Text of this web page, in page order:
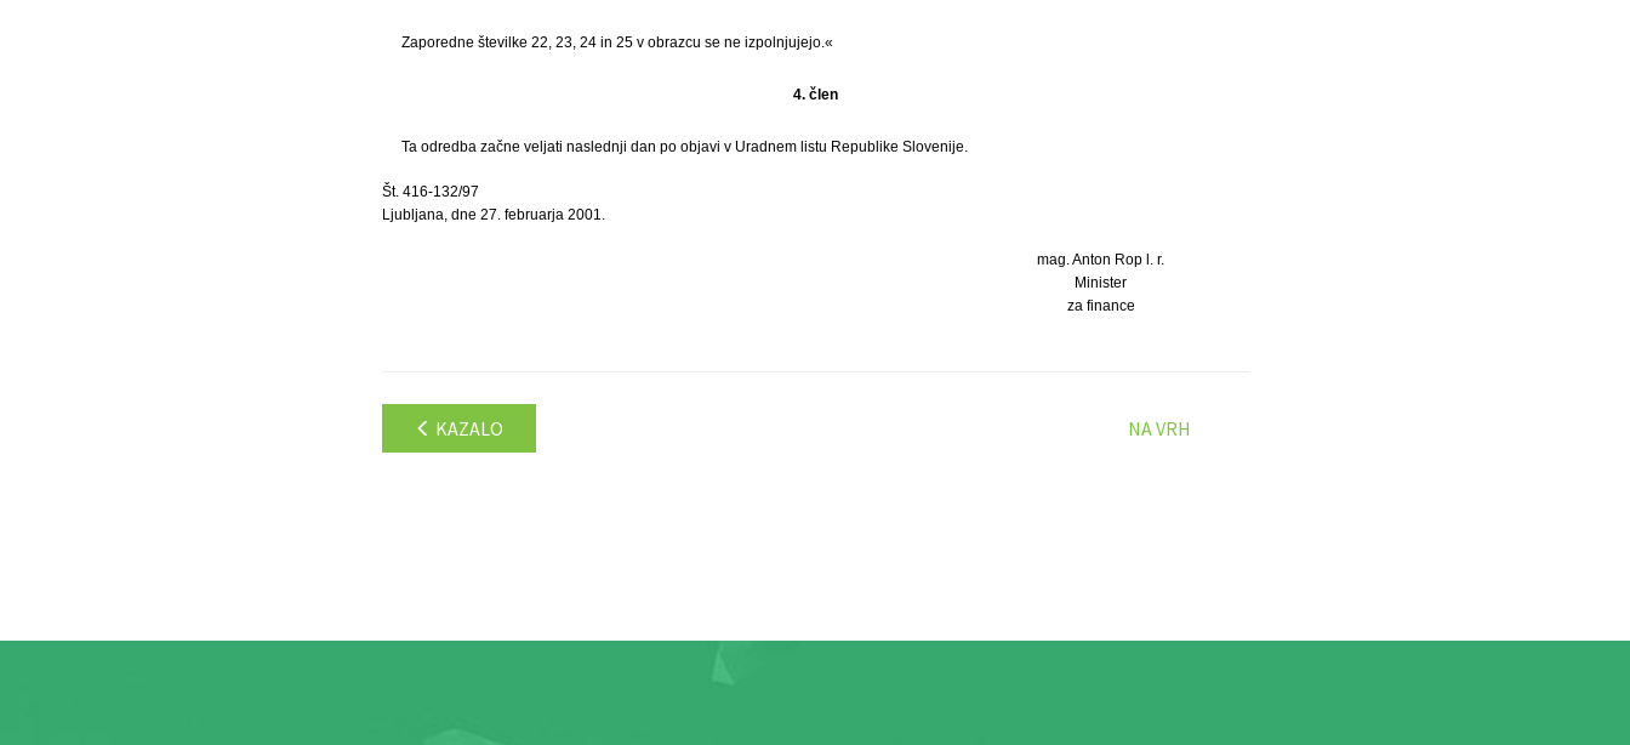
Zaporedne številke 22, 23, 24 in 25 v obrazcu se ne izpolnjujejo.«
4. člen
Ta odredba začne veljati naslednji dan po objavi v Uradnem listu Republike Slovenije.
Št. 416-132/97
Ljubljana, dne 27. februarja 2001.
mag. Anton Rop l. r.
Minister
za finance
KAZALO NA VRH